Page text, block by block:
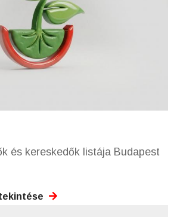
és kereskedők listája Budapest